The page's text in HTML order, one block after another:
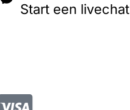
Start een livechat